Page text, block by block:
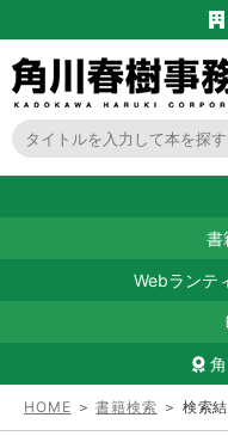
書
Webランテ
角
HOME ＞書籍検索 ＞ 検索